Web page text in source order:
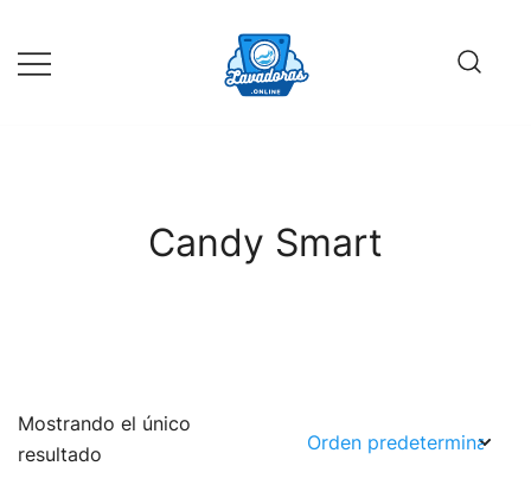
contenido
Candy Smart
Mostrando el único
resultado